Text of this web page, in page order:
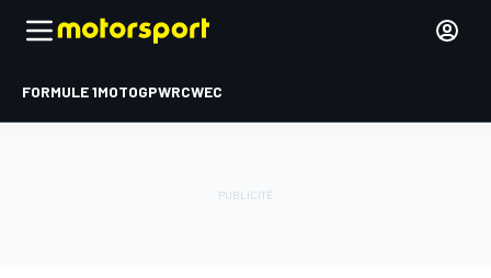
FORMULE 1MOTOGPWRCWEC